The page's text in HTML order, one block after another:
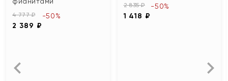
4 777 ₽
2 389 ₽
-50%
2 835 ₽
1 418 ₽
-50%